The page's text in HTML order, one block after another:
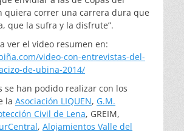
quiera correr una carrera dura que
que la sufra y la disfrute”.
ver el video resumen en:
video-con-entrevistas-del-
de-ubina-2014/
se han podido realizar con los
la Asociación LIQUEN, G.M.
Civil de Lena, GREIM,
, Alojamientos Valle del